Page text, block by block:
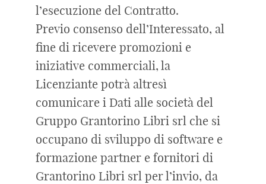
l’esecuzione del Contratto.
Previo consenso dell’Interessato, al
fine di ricevere promozioni e
iniziative commerciali, la
Licenziante potrà altresì
comunicare i Dati alle società del
Gruppo Grantorino Libri srl che si
occupano di sviluppo di software e
formazione partner e fornitori di
Grantorino Libri srl per l’invio, da